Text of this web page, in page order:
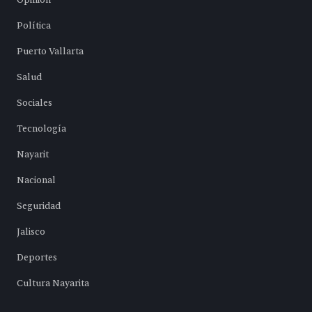
Política
Puerto Vallarta
Salud
Sociales
Tecnología
Nayarit
Nacional
Seguridad
Jalisco
Deportes
Cultura Nayarita